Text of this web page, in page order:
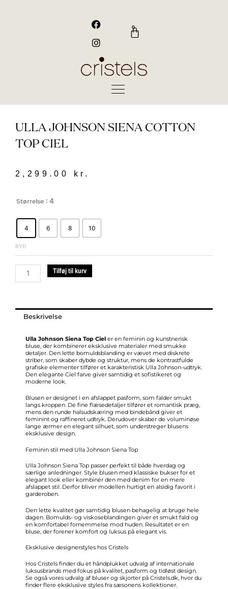
F
a
c
e
b
o
I
n
s
t
a
g
0
Kurv
ULLA JOHNSON SIENA COTTON
TOP CIEL
2,299.00 kr.
Størrelse : 4
4 6 8 10
RYD
Siena
Cotton
antal
Tilføj til kurv
Beskrivelse
Ulla Johnson Siena Top Ciel er en feminin og kunstnerisk
bluse, der kombinerer eksklusive materialer med smukke
detaljer. Den lette bomuldsblanding er vævet med diskrete
striber, som skaber dybde og struktur, mens de kontrastfulde
grafiske elementer tilfører et karakteristisk Ulla Johnson-udtryk.
Den elegante Ciel farve giver samtidig et sofistikeret og
moderne look.
Blusen er designet i en afslappet pasform, som falder smukt
langs kroppen. De fine flæsedetaljer tilfører et romantisk præg,
mens den runde halsudskæring med bindebånd giver et
feminint og raffineret udtryk. Derudover skaber de voluminøse
lange ærmer en elegant silhuet, som understreger blusens
eksklusive design.
Feminin stil med Ulla Johnson Siena Top
Ulla Johnson Siena Top passer perfekt til både hverdag og
særlige anledninger. Style blusen med klassiske bukser for et
elegant look eller kombinér den med denim for en mere
afslappet stil. Derfor bliver modellen hurtigt en alsidig favorit i
garderoben.
Den lette kvalitet gør samtidig blusen behagelig at bruge hele
dagen. Bomulds- og viskoseblandingen giver et smukt fald og
en komfortabel fornemmelse mod huden. Resultatet er en
bluse, der forener komfort og luksus på elegant vis.
Eksklusive designerstyles hos Cristels
Hos Cristels finder du et håndplukket udvalg af internationale
luksusbrands med fokus på kvalitet, pasform og tidløst design.
Se også vores udvalg af bluser og skjorter på Cristels.dk, hvor du
finder flere eksklusive styles fra sæsonens kollektioner.